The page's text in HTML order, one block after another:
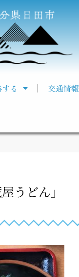
る 交通情報
うどん」